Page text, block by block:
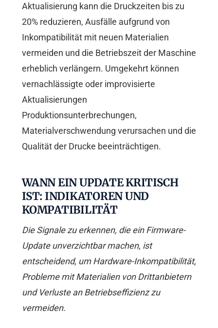
Aktualisierung kann die Druckzeiten bis zu
20% reduzieren, Ausfälle aufgrund von
Inkompatibilität mit neuen Materialien
vermeiden und die Betriebszeit der Maschine
erheblich verlängern. Umgekehrt können
vernachlässigte oder improvisierte
Aktualisierungen
Produktionsunterbrechungen,
Materialverschwendung verursachen und die
Qualität der Drucke beeinträchtigen.
WANN EIN UPDATE KRITISCH
IST: INDIKATOREN UND
KOMPATIBILITÄT
Die Signale zu erkennen, die ein Firmware-
Update unverzichtbar machen, ist
entscheidend, um Hardware-Inkompatibilität,
Probleme mit Materialien von Drittanbietern
und Verluste an Betriebseffizienz zu
vermeiden.